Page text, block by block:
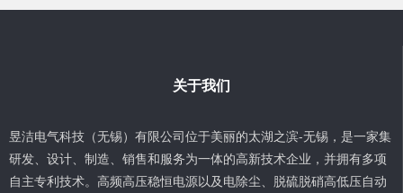
关于我们
昱洁电气科技（无锡）有限公司位于美丽的太湖之滨-无锡，是一家集
研发、设计、制造、销售和服务为一体的高新技术企业，并拥有多项
自主专利技术。高频高压稳恒电源以及电除尘、脱硫脱硝高低压自动